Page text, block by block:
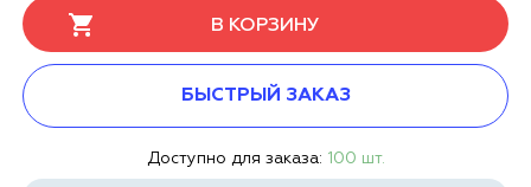
В КОРЗИНУ
БЫСТРЫЙ ЗАКАЗ
Доступно для заказа: 100 шт.